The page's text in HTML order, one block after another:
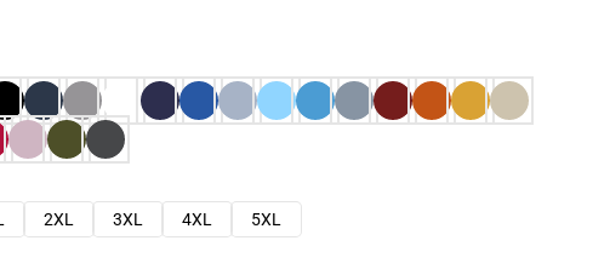
2XL 3XL 4XL
5XL